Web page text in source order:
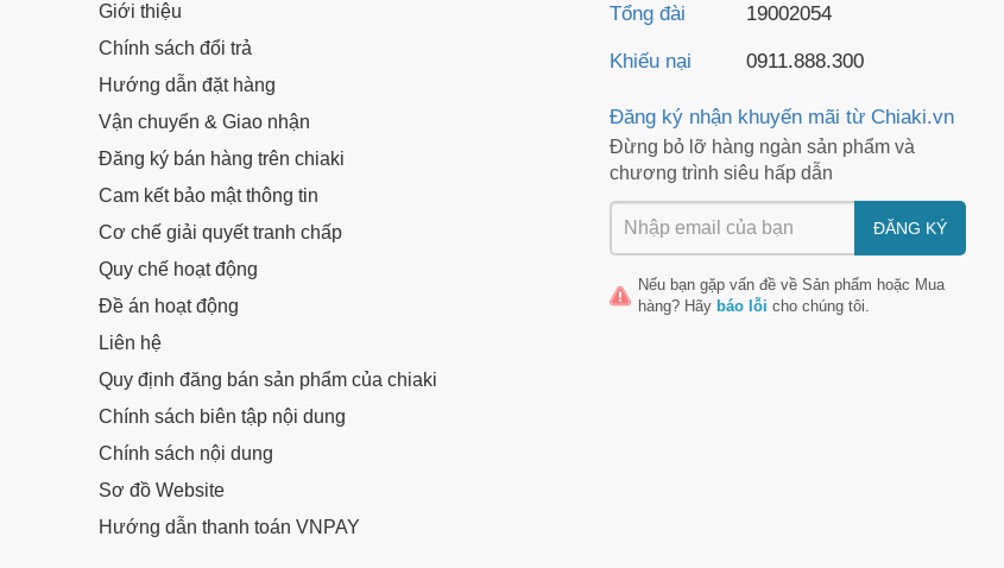
Giới thiệu
Chính sách đổi trả
Hướng dẫn đặt hàng
Vận chuyển & Giao nhận
Đăng ký bán hàng trên chiaki
Cam kết bảo mật thông tin
Cơ chế giải quyết tranh chấp
Quy chế hoạt động
Đề án hoạt động
Liên hệ
Quy định đăng bán sản phẩm của chiaki
Chính sách biên tập nội dung
Chính sách nội dung
Sơ đồ Website
Hướng dẫn thanh toán VNPAY
Tổng đài 19002054
Khiếu nại 0911.888.300
Đăng ký nhận khuyến mãi từ Chiaki.vn
Đừng bỏ lỡ hàng ngàn sản phẩm và
chương trình siêu hấp dẫn
ĐĂNG KÝ
Nếu bạn gặp vấn đề về Sản phẩm hoặc Mua
hàng? Hãy báo lỗi cho chúng tôi.